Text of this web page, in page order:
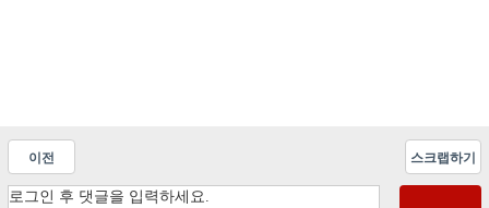
이전 스크랩하기